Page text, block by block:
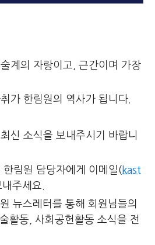
계의 자랑이고, 근간이며 가장
가 한림원의 역사가 됩니다.
신 소식을 보내주시기 바랍니
림원 담당자에게 이메일( kast
주세요.
뉴스레터를 통해 회원님들의
활동, 사회공헌활동 소식을 전